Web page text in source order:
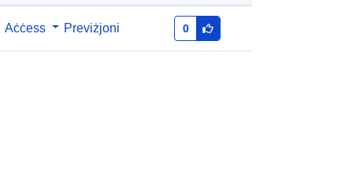
Aċċess Previżjoni 0
48.13283157 ], [ 0.58031911,
48.13283157 ], [ 0.58031911,